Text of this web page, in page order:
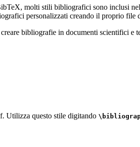
molti stili bibliografici sono inclusi
personalizzati creando il proprio
bibliografie in documenti scientifici
Utilizza questo stile digitando